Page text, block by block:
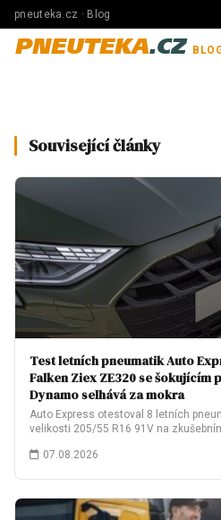
pneuteka.cz · Blog
PNEUTEKA.CZ
Související články
Test letních pneumatik Auto
Falken Ziex ZE320 se šokujícím
Dynamo selhává za mokra
Auto Express otestoval 8 letních
velikosti 205/55 R16 91V na
07.08.2026